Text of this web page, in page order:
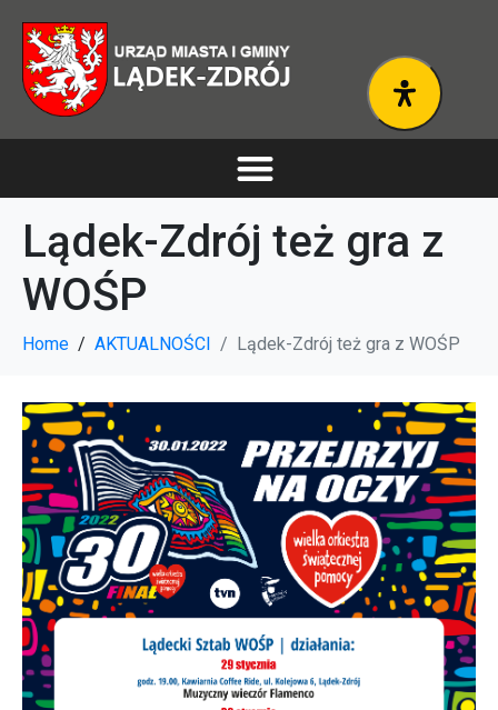
Lądek-Zdrój też gra z
WOŚP
Home AKTUALNOŚCI Lądek-Zdrój też gra z WOŚP